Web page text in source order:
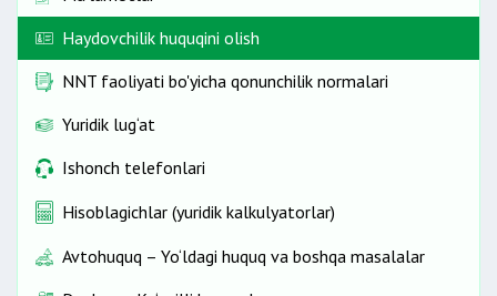
Haydovchilik huquqini olish
NNT faoliyati bo'yicha qonunchilik normalari
Yuridik lug‘at
Ishonch telefonlari
Hisoblagichlar (yuridik kalkulyatorlar)
Avtohuquq – Yo‘ldagi huquq va boshqa masalalar